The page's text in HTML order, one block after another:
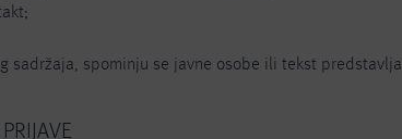
spominju se javne osobe ili tekst predstavlja